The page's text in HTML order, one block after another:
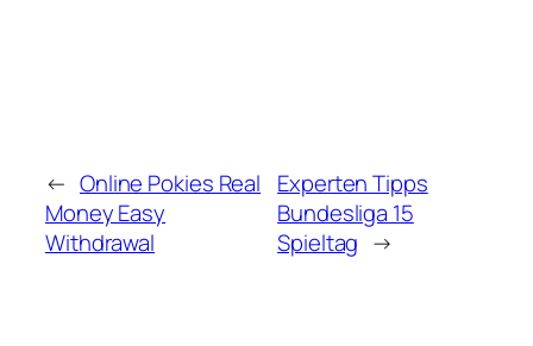
← Online Pokies Real
Money Easy
Withdrawal
Experten Tipps
Bundesliga 15
Spieltag →